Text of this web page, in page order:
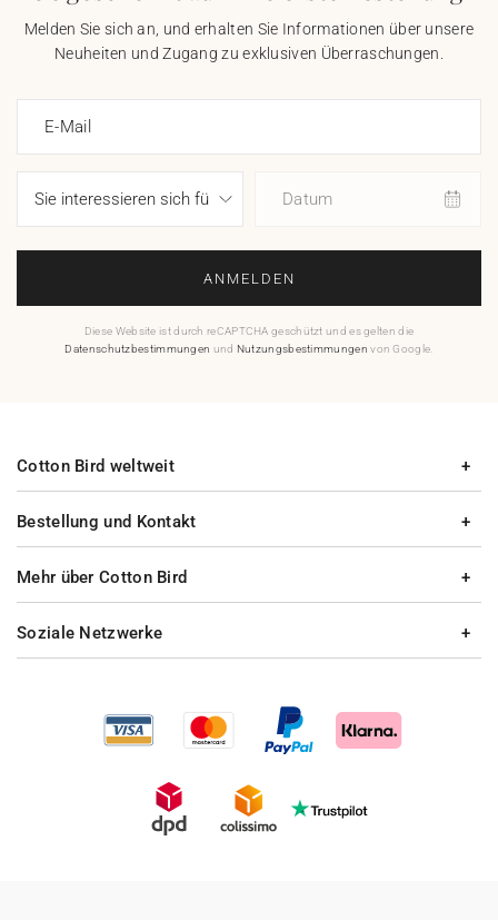
Melden Sie sich an, und erhalten Sie Informationen über unsere
Neuheiten und Zugang zu exklusiven Überraschungen.
E-Mail
Datum
ANMELDEN
Diese Website ist durch reCAPTCHA geschützt und es gelten die
Datenschutzbestimmungen und Nutzungsbestimmungen von Google.
Bestellung und Kontakt
Mehr über Cotton Bird
Cotton Bird weltweit
Soziale Netzwerke